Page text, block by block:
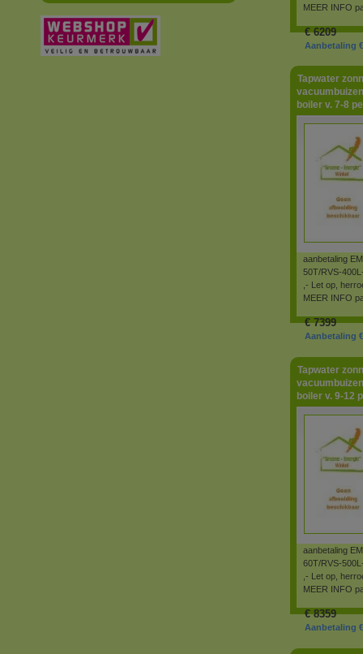
MEER INFO
€6209
Aanbetaling
Tapwater
boiler v. 7-8
aanbetaling
50T/RVS-
,- Let op,
MEER INFO
€7399
Aanbetaling
Tapwater
boiler v. 9-12
aanbetaling
60T/RVS-
,- Let op,
MEER INFO
€8359
Aanbetaling